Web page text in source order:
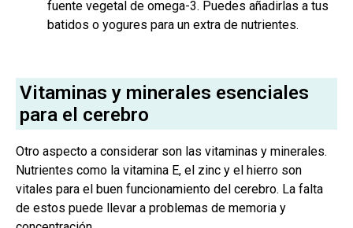
fuente vegetal de omega-3. Puedes añadirlas a tus
batidos o yogures para un extra de nutrientes.
Vitaminas y minerales esenciales
para el cerebro
Otro aspecto a considerar son las vitaminas y minerales.
Nutrientes como la vitamina E, el zinc y el hierro son
vitales para el buen funcionamiento del cerebro. La falta
de estos puede llevar a problemas de memoria y